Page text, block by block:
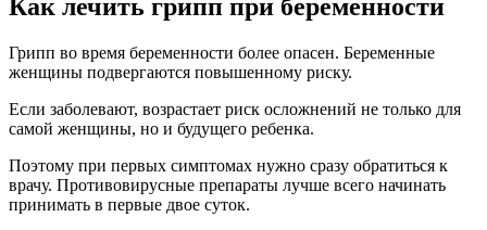
Как лечить грипп при беременности
Грипп во время беременности более опасен. Беременные
женщины подвергаются повышенному риску.
Если заболевают, возрастает риск осложнений не только для
самой женщины, но и будущего ребенка.
Поэтому при первых симптомах нужно сразу обратиться к
врачу. Противовирусные препараты лучше всего начинать
принимать в первые двое суток.